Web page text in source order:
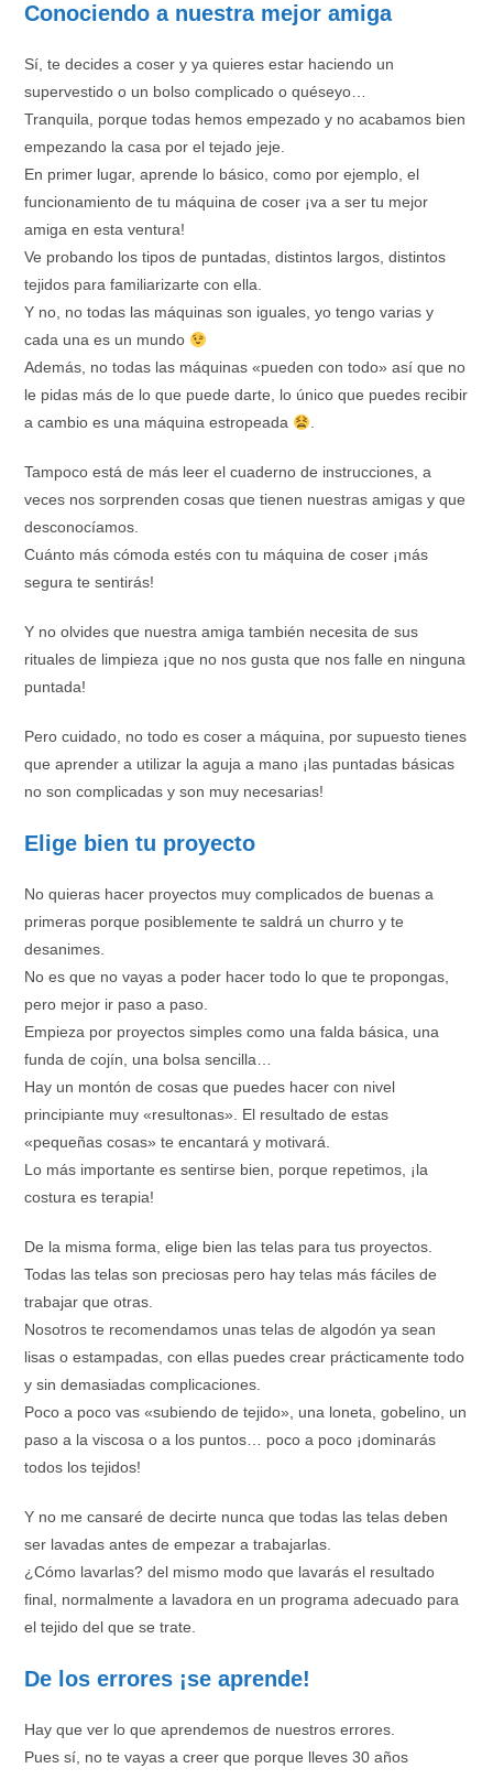
Conociendo a nuestra mejor amiga
Sí, te decides a coser y ya quieres estar haciendo un
supervestido o un bolso complicado o quéseyo…
Tranquila, porque todas hemos empezado y no acabamos bien
empezando la casa por el tejado jeje.
En primer lugar, aprende lo básico, como por ejemplo, el
funcionamiento de tu máquina de coser ¡va a ser tu mejor
amiga en esta ventura!
Ve probando los tipos de puntadas, distintos largos, distintos
tejidos para familiarizarte con ella.
Y no, no todas las máquinas son iguales, yo tengo varias y
cada una es un mundo
Además, no todas las máquinas «pueden con todo» así que no
le pidas más de lo que puede darte, lo único que puedes recibir
a cambio es una máquina estropeada
.
Tampoco está de más leer el cuaderno de instrucciones, a
veces nos sorprenden cosas que tienen nuestras amigas y que
desconocíamos.
Cuánto más cómoda estés con tu máquina de coser ¡más
segura te sentirás!
Y no olvides que nuestra amiga también necesita de sus
rituales de limpieza ¡que no nos gusta que nos falle en ninguna
puntada!
Pero cuidado, no todo es coser a máquina, por supuesto tienes
que aprender a utilizar la aguja a mano ¡las puntadas básicas
no son complicadas y son muy necesarias!
Elige bien tu proyecto
No quieras hacer proyectos muy complicados de buenas a
primeras porque posiblemente te saldrá un churro y te
desanimes.
No es que no vayas a poder hacer todo lo que te propongas,
pero mejor ir paso a paso.
Empieza por proyectos simples como una falda básica, una
funda de cojín, una bolsa sencilla…
Hay un montón de cosas que puedes hacer con nivel
principiante muy «resultonas». El resultado de estas
«pequeñas cosas» te encantará y motivará.
Lo más importante es sentirse bien, porque repetimos, ¡la
costura es terapia!
De la misma forma, elige bien las telas para tus proyectos.
Todas las telas son preciosas pero hay telas más fáciles de
trabajar que otras.
Nosotros te recomendamos unas telas de algodón ya sean
lisas o estampadas, con ellas puedes crear prácticamente todo
y sin demasiadas complicaciones.
Poco a poco vas «subiendo de tejido», una loneta, gobelino, un
paso a la viscosa o a los puntos… poco a poco ¡dominarás
todos los tejidos!
Y no me cansaré de decirte nunca que todas las telas deben
ser lavadas antes de empezar a trabajarlas.
¿Cómo lavarlas? del mismo modo que lavarás el resultado
final, normalmente a lavadora en un programa adecuado para
el tejido del que se trate.
De los errores ¡se aprende!
Hay que ver lo que aprendemos de nuestros errores.
Pues sí, no te vayas a creer que porque lleves 30 años